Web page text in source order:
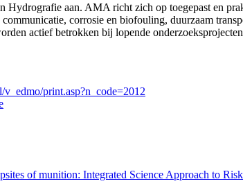
Hydrografie aan. AMA richt zich op toegepast en
corrosie en biofouling, duurzaam
actief betrokken bij lopende
v_edmo/print.asp?n_code=2012
of munition: Integrated Science Approach to